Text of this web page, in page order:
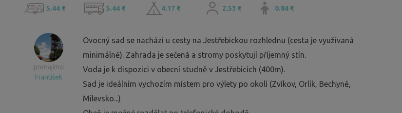
5.44 € 5.44 € 4.17 € 2.53 € 0.84 €
prenajíma:
František
Ovocný sad se nachází u cesty na Jestřebickou rozhlednu (cesta je využívaná
minimálně). Zahrada je sečená a stromy poskytují příjemný stín.
Voda je k dispozici v obecní studně v Jestřebicích (400m).
Sad je ideálním vychozím místem pro výlety po okolí (Zvíkov, Orlík, Bechyně,
Milevsko...)